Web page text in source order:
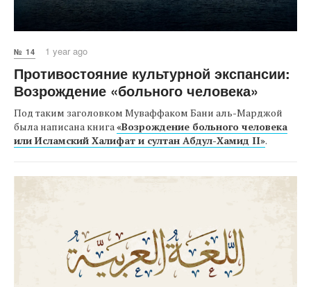
№ 14 1 year ago
Противостояние культурной экспансии:
Возрождение «больного человека»
Под таким заголовком Муваффаком Бани аль-Марджой
была написана книга «Возрождение больного человека
или Исламский Халифат и султан Абдул-Хамид II».